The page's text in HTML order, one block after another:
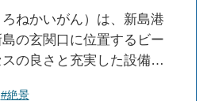
神
明神
ねかいがん）は、新島港
の玄関口に位置するビー
の良さと充実した設備か
#絶景